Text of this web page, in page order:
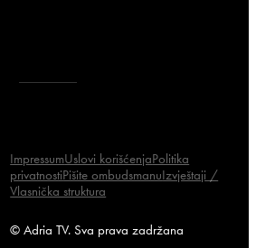
ImpressumUslovi korišćenjaPolitika
privatnostiPišite ombudsmanuIzvještaji /
Vlasnička struktura
© Adria TV. Sva prava zadržana